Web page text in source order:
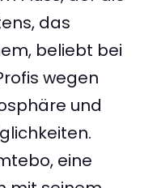
das
beliebt bei
wegen
und
eine